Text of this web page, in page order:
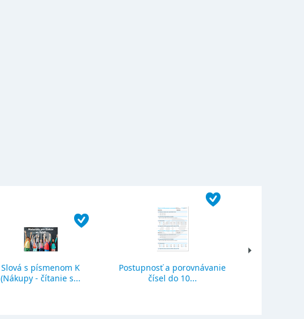
Slová s písmenom K
(Nákupy - čítanie s...
Postupnosť a porovnávanie
čísel do 10...